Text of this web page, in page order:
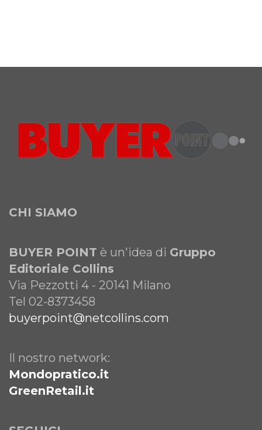
CHI SIAMO
BUYER POINT è un'idea di Gruppo
Editoriale Collins
Via Pezzotti 4 - 20141 Milano
Tel 02-8373458
buyerpoint@netcollins.com
Il nostro network:
Mondopratico.it
GreenRetail.it